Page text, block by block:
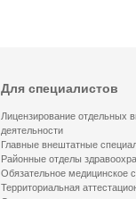
Для специалистов
Лицензирование отдельных
деятельности
Главные внештатные
Районные отделы
Обязательное медицинское
Территориальная